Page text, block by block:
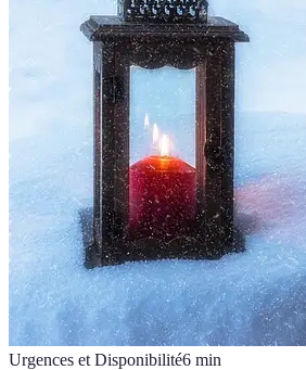
Urgences et Disponibilité6 min